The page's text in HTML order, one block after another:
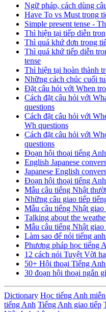
Ngữ pháp, cách dùng
Have To vs Must trong
Simple present tense -
Thì hiện tại tiếp diễn
Thì quá khứ đơn trong
Thì quá khứ tiếp diễn
tense
Thì hiện tại hoàn thành
Những cách chúc cuối
Đặt câu hỏi với When
Cách đặt câu hỏi với
questions
Cách đặt câu hỏi với
Wh questions
Cách đặt câu hỏi với
questions
Đoạn hội thoại tiếng
English Japanese
Japanese English
Đoạn hội thoại tiếng
Mẫu câu tiếng Nhật
Những câu giao tiếp
Mẫu câu tiếng Nhật
Talking about the
Mẫu câu tiếng Nhật giao
Làm sao để nói tiếng
Phương pháp học tiếng
12 cách nói Tuyệt Vời
50+ Hội thoại Tiếng
30 đoạn hội thoại ngắn
Dictionary Học tiếng Anh
tiếng Anh Tiếng Anh giao tiếp